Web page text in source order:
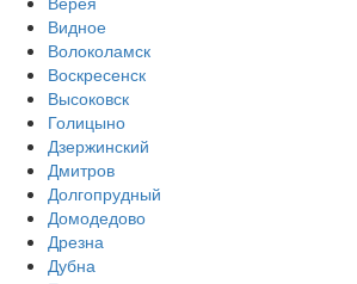
Видное
Волоколамск
Воскресенск
Высоковск
Голицыно
Дзержинский
Дмитров
Долгопрудный
Домодедово
Дрезна
Дубна